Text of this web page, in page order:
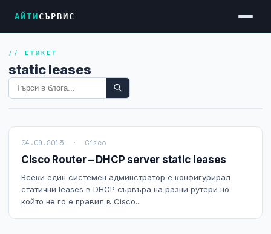
АЙТИСЪРВИС
Услуги
Достъп до Интернет
Видеонаблюдение
Фирмени мрежи
Firewall и VPN
Хостинг и VPS сървъри
Колокация на сървъри
// ЕТИКЕТ
static leases
04.09.2015 · Cisco
Cisco Router – DHCP server static leases
Всеки един системен админстратор е конфигурирал
статични leases в DHCP сървъра на разни рутери но
който не го е правил в Cisco...